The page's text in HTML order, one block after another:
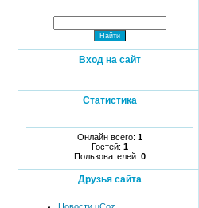
Вход на сайт
Статистика
Онлайн всего: 1
Гостей: 1
Пользователей: 0
Друзья сайта